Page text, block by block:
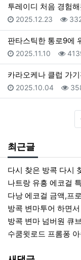
투레이디 처음 경험
등록일
2025.12.23 조
판타스틱한 통로9에
등록일
2025.11.10 조회
카라오케나 클럽 가
등록일
2025.10.04 조
최근글
다시 찾은 방콕 다시
다낭 에코걸 금액,프
방콕 변마 넘버원 큐브
수쿰윗로드 프롬퐁